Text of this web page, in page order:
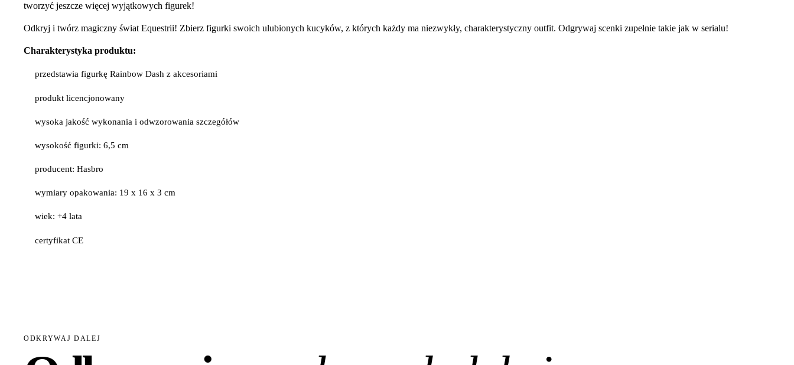
tworzyć jeszcze więcej wyjątkowych figurek!
Odkryj i twórz magiczny świat Equestrii! Zbierz figurki swoich ulubionych kucyków, z których każdy ma niezwykły, charakterystyczny outfit. Odgrywaj scenki zupełnie takie jak w serialu!
Charakterystyka produktu:
przedstawia figurkę Rainbow Dash z akcesoriami
produkt licencjonowany
wysoka jakość wykonania i odwzorowania szczegółów
wysokość figurki: 6,5 cm
producent: Hasbro
wymiary opakowania: 19 x 16 x 3 cm
wiek: +4 lata
certyfikat CE
ODKRYWAJ DALEJ